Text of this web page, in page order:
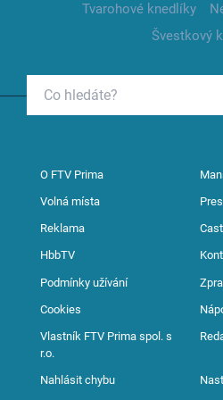
Tvarohové knedlíky
Švestkový
O FTV Prima
Volná místa
Reklama
HbbTV
Podmínky užívání
Cookies
Vlastník FTV Prima spol. s
r.o.
Nahlásit chybu